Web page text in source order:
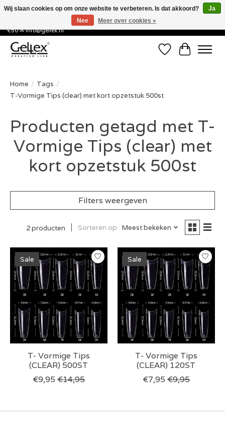
✅ Voor 15:00 besteld, de volgende werkdag in huis! ✅ Gratis verzenden vanaf
€50 ✉info@gellex.nl
Verlanglijst
Home / Tags /
T-Vormige Tips (clear) met kort opzetstuk 500st
Producten getagd met T-
Vormige Tips (clear) met
kort opzetstuk 500st
Filters weergeven
2 producten Sorteren op Meest bekeken
Sale
T- Vormige Tips
(CLEAR) 500ST
€9,95 €14,95
Sale
T- Vormige Tips
(CLEAR) 120ST
€7,95 €9,95
Wij slaan cookies op om onze website te verbeteren. Is dat akkoord?
Ja
Nee
Meer over cookies »